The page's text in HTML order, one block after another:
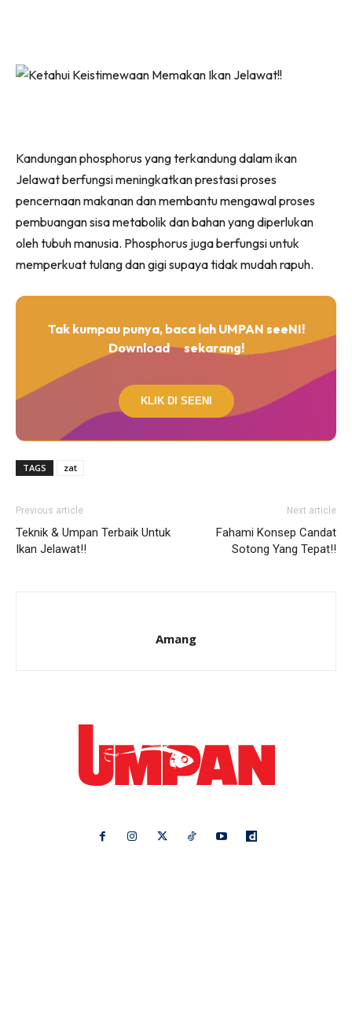
Kandungan phosphorus yang terkandung dalam ikan
Jelawat berfungsi meningkatkan prestasi proses
pencernaan makanan dan membantu mengawal proses
pembuangan sisa metabolik dan bahan yang diperlukan
oleh tubuh manusia. Phosphorus juga berfungsi untuk
memperkuat tulang dan gigi supaya tidak mudah rapuh.
Tak kumpau punya, baca lah UMPAN seeNI!
Download
sekarang!
KLIK DI SEENI
TAGS zat
Previous article
Teknik & Umpan Terbaik Untuk
Ikan Jelawat!!
Next article
Fahami Konsep Candat
Sotong Yang Tepat!!
Amang